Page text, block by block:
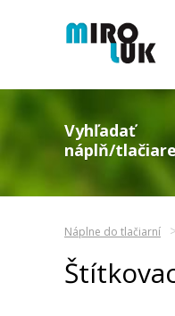
Vyhľadať
náplň/
Náplne do tlačiarní